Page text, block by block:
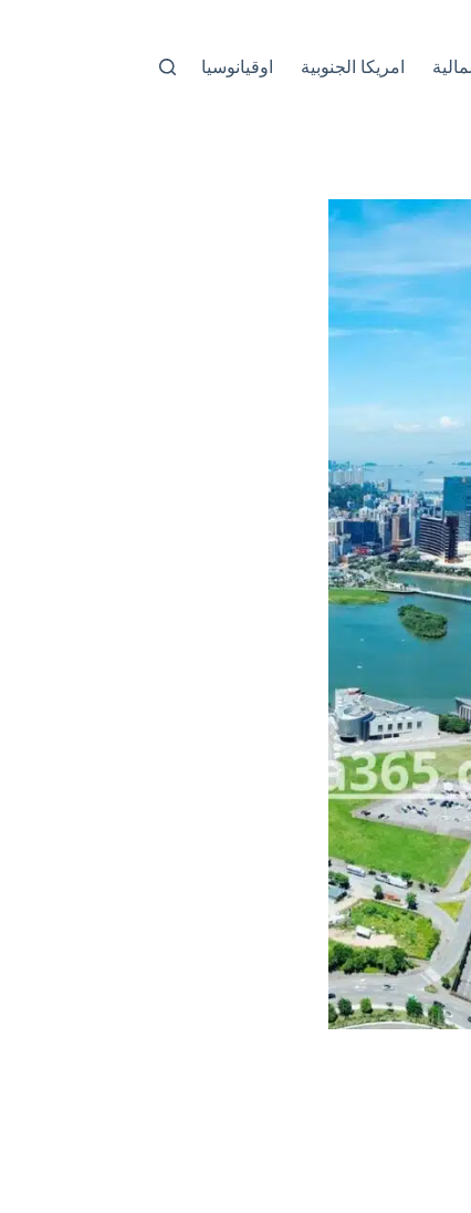
امريكا الجنوبية اوقيانوسيا